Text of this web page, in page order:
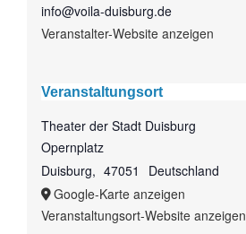
info@voila-duisburg.de
Veranstalter-Website anzeigen
Veranstaltungsort
Theater der Stadt Duisburg
Opernplatz
Duisburg, 47051
Deutschland
Google-Karte anzeigen
Veranstaltungsort-Website anzeigen